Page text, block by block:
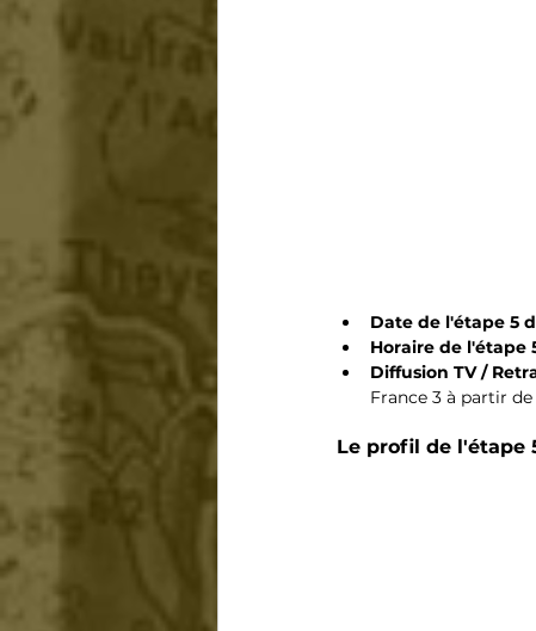
Date de l'étape 5
Horaire de l'étape
Diffusion TV /
France 3 à partir de
Le profil de l'étape